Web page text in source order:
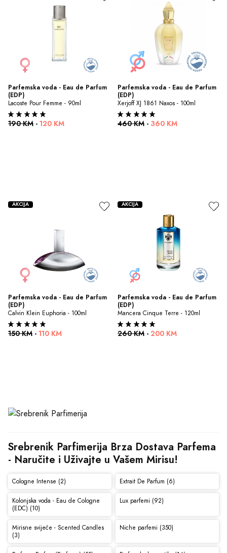
Parfemska voda - Eau de Parfum
(EDP)
Lacoste Pour Femme - 90ml
190 KM - 120 KM
Parfemska voda - Eau de Parfum
(EDP)
Xerjoff XJ 1861 Naxos - 100ml
460 KM - 360 KM
Parfemska voda - Eau de Parfum
(EDP)
Calvin Klein Euphoria - 100ml
150 KM - 110 KM
AKCIJA
Parfemska voda - Eau de Parfum
(EDP)
Mancera Cinque Terre - 120ml
260 KM - 200 KM
AKCIJA
Srebrenik Parfimerija Brza Dostava Parfema
- Naručite i Uživajte u Vašem Mirisu!
Cologne Intense (2) Extrait De Parfum (6)
Kolonjska voda - Eau de Cologne
(EDC) (10)
Lux parfemi (92)
Mirisne svijeće - Scented Candles
(3)
Niche parfemi (350)